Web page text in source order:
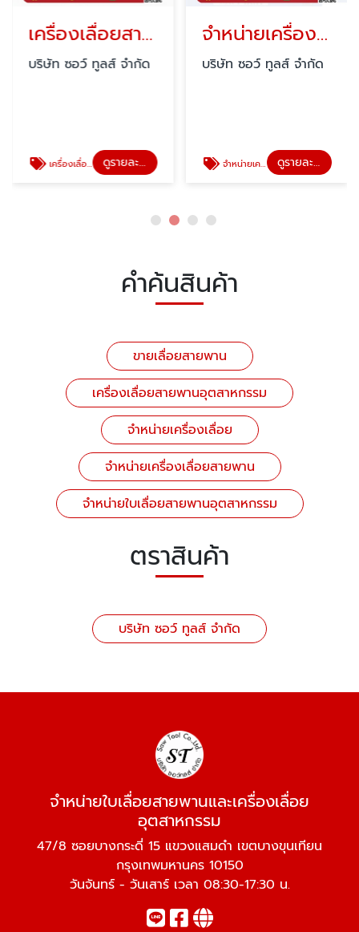
เครื่องเลื่อยสายพานอุตสาหกรรม
บริษัท ซอว์ ทูลส์ จำกัด
เครื่องเลื่อยสายพานอุตสาหกรรม ดูรายละเอียด
จำหน่ายเครื่องเลื่อยสายพาน
บริษัท ซอว์ ทูลส์ จำกัด
จำหน่ายเครื่องเลื่อยสายพาน ดูรายละเอียด
คำค้นสินค้า
ขายเลื่อยสายพาน
เครื่องเลื่อยสายพานอุตสาหกรรม
จำหน่ายเครื่องเลื่อย
จำหน่ายเครื่องเลื่อยสายพาน
จำหน่ายใบเลื่อยสายพานอุตสาหกรรม
ตราสินค้า
บริษัท ซอว์ ทูลส์ จำกัด
จำหน่ายใบเลื่อยสายพานและเครื่องเลื่อย
อุตสาหกรรม
47/8 ซอยบางกระดี่ 15 แขวงแสมดำ เขตบางขุนเทียน
กรุงเทพมหานคร 10150
วันจันทร์ - วันเสาร์ เวลา 08:30-17:30 น.